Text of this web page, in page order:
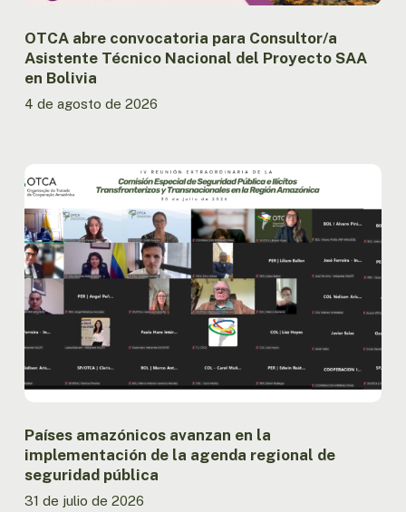
OTCA abre convocatoria para Consultor/a
Asistente Técnico Nacional del Proyecto SAA
en Bolivia
4 de agosto de 2026
amazónicos
avanzan
en
la
implementación
de
la
agenda
regional
de
seguridad
Países amazónicos avanzan en la
implementación de la agenda regional de
seguridad pública
31 de julio de 2026